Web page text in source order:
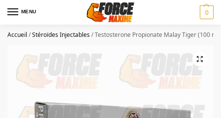
MENU 0
Accueil /Stéroïdes Injectables/Testosterone Propionate Malay Tiger (100